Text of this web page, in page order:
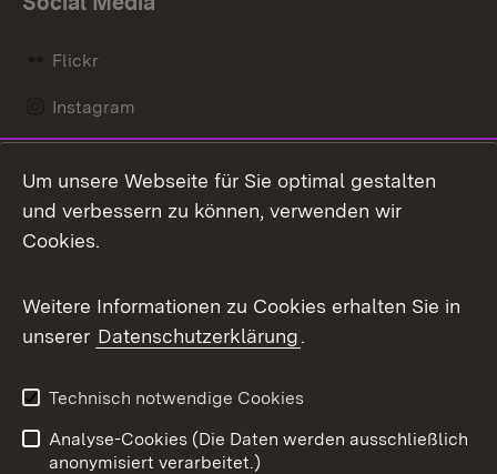
Flickr
Instagram
Mastodon
Messenger
Social Wall
X / Twitter
Youtube
Um unsere Webseite für Sie optimal gestalten
und verbessern zu können, verwenden wir
Cookies.
Weitere Informationen zu Cookies erhalten Sie in
unserer Datenschutzerklärung.
Technisch notwendige Cookies
Analyse-Cookies (Die Daten werden ausschließlich
anonymisiert verarbeitet.)